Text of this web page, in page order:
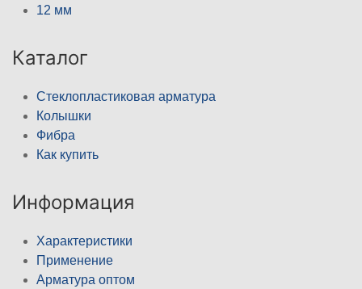
12 мм
Каталог
Стеклопластиковая арматура
Колышки
Фибра
Как купить
Информация
Характеристики
Применение
Арматура оптом